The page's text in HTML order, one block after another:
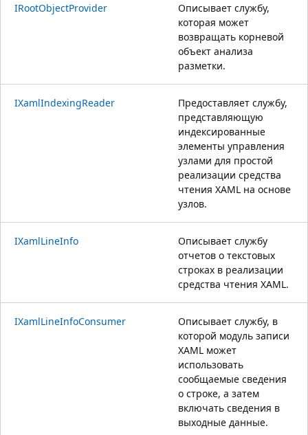
IRootObjectProvider
Описывает службу,
которая может
возвращать корневой
объект анализа
разметки.
IXamlIndexingReader
Предоставляет службу,
представляющую
индексированные
элементы управления
узлами для простой
реализации средства
чтения XAML на основе
узлов.
IXamlLineInfo
Описывает службу
отчетов о текстовых
строках в реализации
средства чтения XAML.
IXamlLineInfoConsumer
Описывает службу, в
которой модуль записи
XAML может
использовать
сообщаемые сведения
о строке, а затем
включать сведения в
выходные данные.